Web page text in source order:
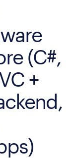
(C#,
+